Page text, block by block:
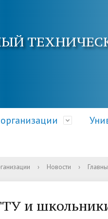
стандарты
АнГТУ
и инновации
и справки
› Новости ›
и